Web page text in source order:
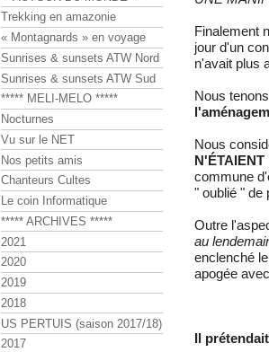
Finalement
jour d'un
n'avait plus
Nous
Nous
commune
" oublié " de
Outre
au
enclenché
apogée
Il
Trekking en amazonie
« Montagnards » en voyage
Sunrises & sunsets ATW Nord
Sunrises & sunsets ATW Sud
***** MELI-MELO *****
Nocturnes
Vu sur le NET
Nos petits amis
Chanteurs Cultes
Le coin Informatique
***** ARCHIVES *****
2021
2020
2019
2018
US PERTUIS (saison 2017/18)
2017